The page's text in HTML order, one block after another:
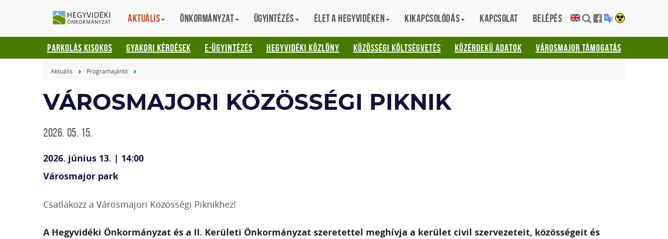
HEGYVIDÉKI
ÖNKORMÁNYZAT
Aktuális Önkormányzat Ügyintézés Élet a hegyvidéken Kikapcsolódás Kapcsolat Belépés
English Translation
PARKOLÁS KISOKOS GYAKORI KÉRDÉSEK E-ÜGYINTÉZÉS HEGYVIDÉKI KÖZLÖNY KÖZÖSSÉGI KÖLTSÉGVETÉS KÖZÉRDEKŰ ADATOK VÁROSMAJOR TÁMOGATÁS
Aktuális Programajánló
VÁROSMAJORI KÖZÖSSÉGI PIKNIK
2026. 05. 15.
2026. június 13. | 14:00
Városmajor park
Csatlakozz a Városmajori Közösségi Piknikhez!
A Hegyvidéki Önkormányzat és a II. Kerületi Önkormányzat szeretettel meghívja a kerület civil szervezeteit, közösségeit és